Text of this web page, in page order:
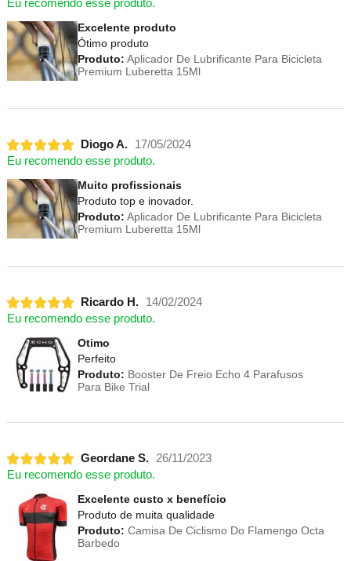
Eu recomendo esse produto.
Excelente produto
Ótimo produto
Produto: Aplicador De Lubrificante Para Bicicleta
Premium Luberetta 15Ml
Diogo A.
17/05/2024
Eu recomendo esse produto.
Muito profissionais
Produto top e inovador.
Produto: Aplicador De Lubrificante Para Bicicleta
Premium Luberetta 15Ml
Ricardo H.
14/02/2024
Eu recomendo esse produto.
Otimo
Perfeito
Produto: Booster De Freio Echo 4 Parafusos
Para Bike Trial
Geordane S.
26/11/2023
Eu recomendo esse produto.
Excelente custo x benefício
Produto de muita qualidade
Produto: Camisa De Ciclismo Do Flamengo Octa
Barbedo